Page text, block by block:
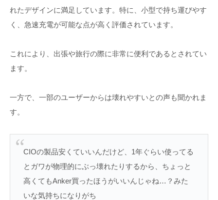
れたデザインに満足しています。特に、小型で持ち運びやす
く、急速充電が可能な点が高く評価されています。
これにより、出張や旅行の際に非常に便利であるとされてい
ます。
一方で、一部のユーザーからは壊れやすいとの声も聞かれま
す。
CIOの製品安くていいんだけど、1年ぐらい使ってる
とガワが物理的にぶっ壊れたりするから、ちょっと
高くてもAnker買ったほうがいいんじゃね…？みた
いな気持ちになりがち